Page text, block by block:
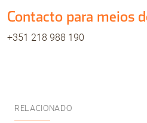
Contacto para meios
+351 218 988 190
RELACIONADO